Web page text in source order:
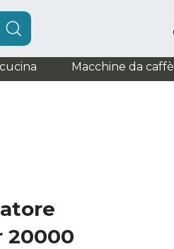
Macchine da caffè
20000